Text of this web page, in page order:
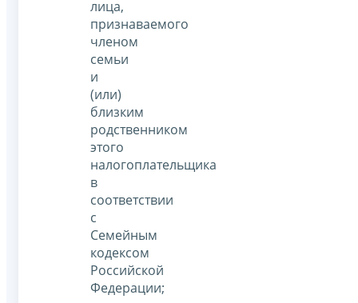
лица,
признаваемого
членом
семьи
и
(или)
близким
родственником
этого
налогоплательщика
в
соответствии
с
Семейным
кодексом
Российской
Федерации;